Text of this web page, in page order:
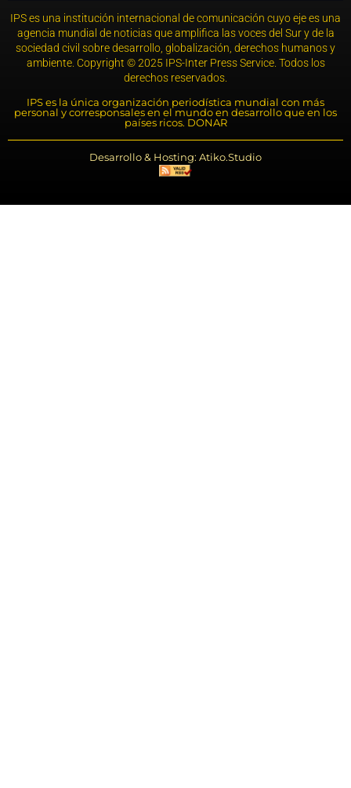
IPS es una institución internacional de comunicación cuyo eje es una
agencia mundial de noticias que amplifica las voces del Sur y de la
sociedad civil sobre desarrollo, globalización, derechos humanos y
ambiente. Copyright © 2025 IPS-Inter Press Service. Todos los
derechos reservados.
IPS es la única organización periodística mundial con más
personal y corresponsales en el mundo en desarrollo que en los
países ricos. DONAR
Desarrollo & Hosting: Atiko.Studio